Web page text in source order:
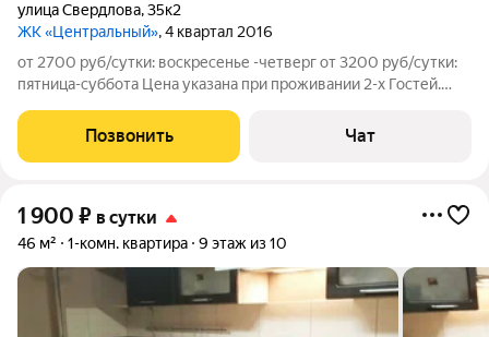
улица Свердлова,35к2
ЖК «Центральный», 4 квартал 2016
от 2700 руб/сутки: воскресенье -четверг от 3200 руб/сутки:
пятница-суббота Цена указана при проживании 2-х Гостей.
Гостя доплата +400 руб/сутки. Посуточно квартира. Снять
жильё посуточно. Аренда
Позвонить Чат
1 900 ₽ в сутки
46 м² 1-комн. квартира 9 этаж из 10